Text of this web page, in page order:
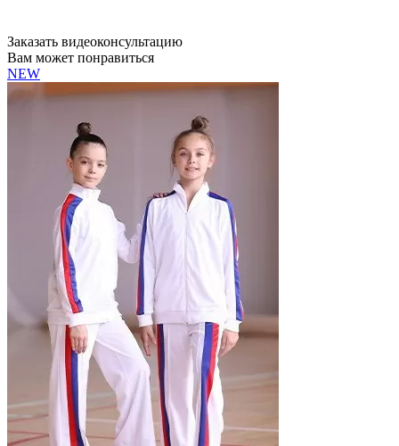
Заказать видеоконсультацию
Вам может понравиться
NEW